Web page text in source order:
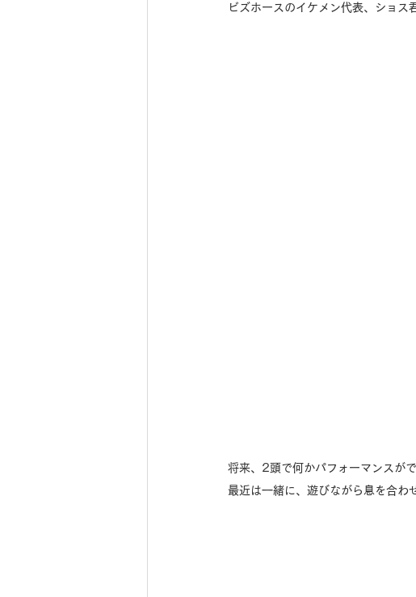
ビズホースのイケメン代表、ショス
将来、2頭で何かパフォーマンスが
最近は一緒に、遊びながら息を合わ